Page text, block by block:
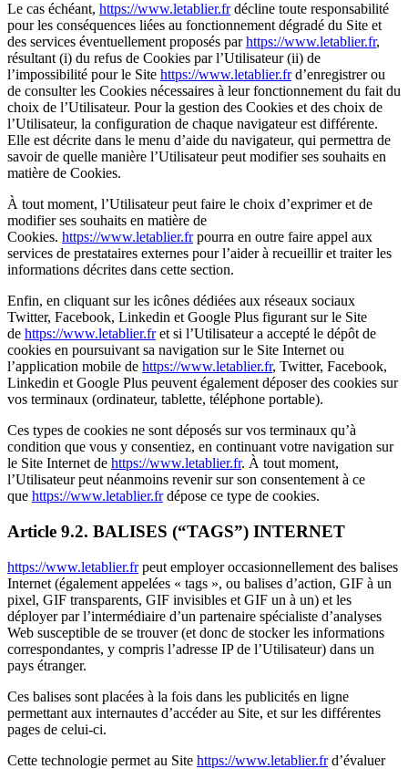
Le cas échéant, https://www.letablier.frdécline toute responsabilité
pour les conséquences liées au fonctionnement dégradé du Site et
des services éventuellement proposés parhttps://www.letablier.fr,
résultant (i) du refus de Cookies par l’Utilisateur (ii) de
l’impossibilité pour le Site https://www.letablier.frd’enregistrer ou
de consulter les Cookies nécessaires à leur fonctionnement du fait du
choix de l’Utilisateur. Pour la gestion des Cookies et des choix de
l’Utilisateur, la configuration de chaque navigateur est différente.
Elle est décrite dans le menu d’aide du navigateur, qui permettra de
savoir de quelle manière l’Utilisateur peut modifier ses souhaits en
matière de Cookies.
À tout moment, l’Utilisateur peut faire le choix d’exprimer et de
modifier ses souhaits en matière de
Cookies. https://www.letablier.frpourra en outre faire appel aux
services de prestataires externes pour l’aider à recueillir et traiter les
informations décrites dans cette section.
Enfin, en cliquant sur les icônes dédiées aux réseaux sociaux
Twitter, Facebook, Linkedin et Google Plus figurant sur le Site
de https://www.letablier.fret si l’Utilisateur a accepté le dépôt de
cookies en poursuivant sa navigation sur le Site Internet ou
l’application mobile de https://www.letablier.fr, Twitter, Facebook,
Linkedin et Google Plus peuvent également déposer des cookies sur
vos terminaux (ordinateur, tablette, téléphone portable).
Ces types de cookies ne sont déposés sur vos terminaux qu’à
condition que vous y consentiez, en continuant votre navigation sur
le Site Internet de https://www.letablier.fr. À tout moment,
l’Utilisateur peut néanmoins revenir sur son consentement à ce
que https://www.letablier.frdépose ce type de cookies.
Article 9.2. BALISES (“TAGS”) INTERNET
https://www.letablier.frpeut employer occasionnellement des balises
Internet (également appelées « tags », ou balises d’action, GIF à un
pixel, GIF transparents, GIF invisibles et GIF un à un) et les
déployer par l’intermédiaire d’un partenaire spécialiste d’analyses
Web susceptible de se trouver (et donc de stocker les informations
correspondantes, y compris l’adresse IP de l’Utilisateur) dans un
pays étranger.
Ces balises sont placées à la fois dans les publicités en ligne
permettant aux internautes d’accéder au Site, et sur les différentes
pages de celui-ci.
Cette technologie permet au Site https://www.letablier.frd’évaluer